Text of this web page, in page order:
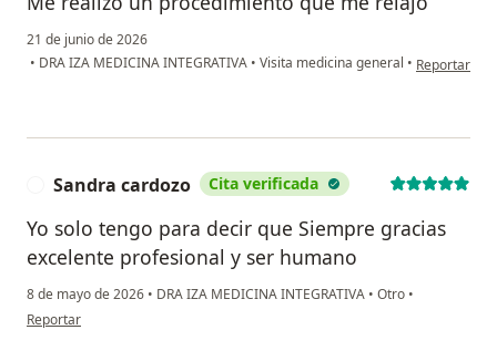
21 de junio de 2026
• DRA IZA MEDICINA INTEGRATIVA • Visita medicina general • en opinión
Reportar
Sandra cardozo Cita verificada
Yo solo tengo para decir que Siempre gracias
excelente profesional y ser humano
8 de mayo de 2026 • DRA IZA MEDICINA INTEGRATIVA • Otro •
en opinión del usuario Sandra cardozo
Reportar